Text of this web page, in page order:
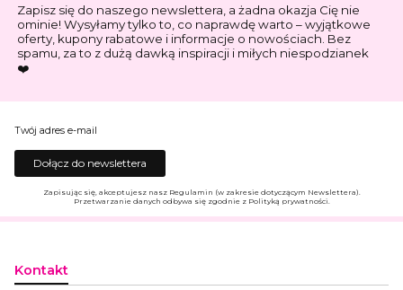
Zapisz się do naszego newslettera, a żadna okazja Cię nie
ominie! Wysyłamy tylko to, co naprawdę warto – wyjątkowe
oferty, kupony rabatowe i informacje o nowościach. Bez
spamu, za to z dużą dawką inspiracji i miłych niespodzianek
❤️
Twój adres e-mail
Dołącz do newslettera
Zapisując się, akceptujesz nasz Regulamin (w zakresie dotyczącym Newslettera).
Przetwarzanie danych odbywa się zgodnie z Polityką prywatności.
Kontakt